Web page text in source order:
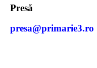
presa@primarie3.ro